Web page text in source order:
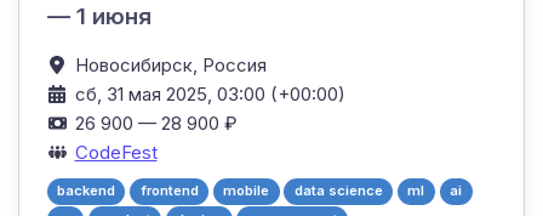
— 1 июня
Новосибирск, Россия
сб, 31 мая 2025, 03:00 (+00:00)
26 900 — 28 900 ₽
CodeFest
backend frontend mobile data science ml
ai